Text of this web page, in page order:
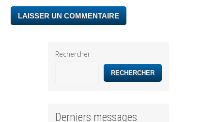
Rechercher
RECHERCHER
Derniers messages